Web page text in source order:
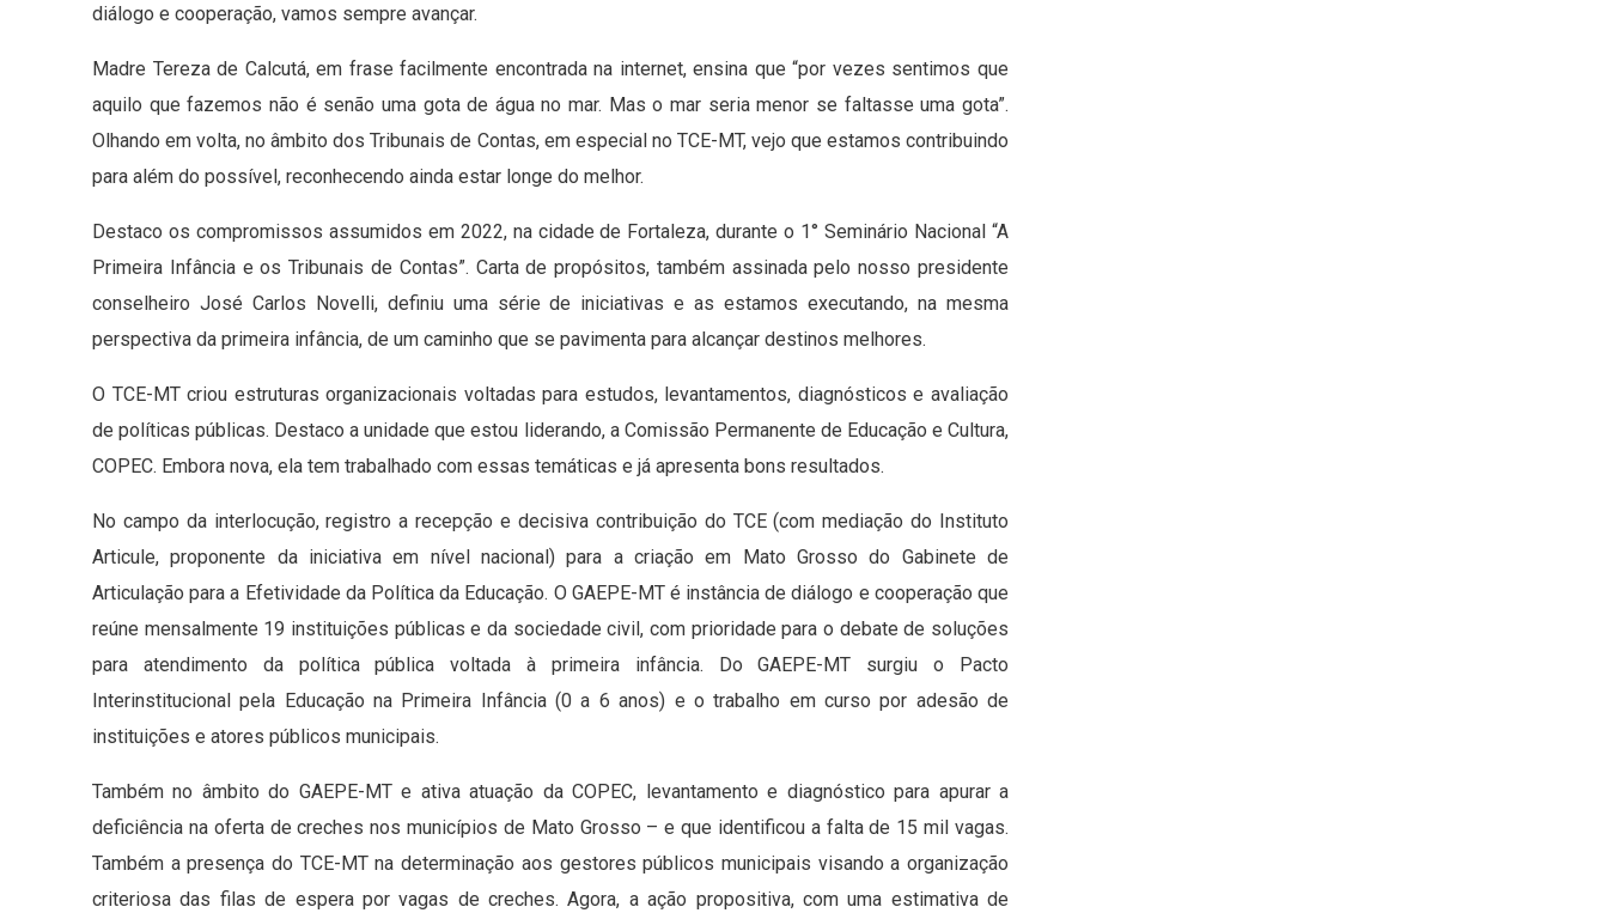
diálogo e cooperação, vamos sempre avançar.
Madre Tereza de Calcutá, em frase facilmente encontrada na internet, ensina que “por vezes sentimos que
aquilo que fazemos não é senão uma gota de água no mar. Mas o mar seria menor se faltasse uma gota”.
Olhando em volta, no âmbito dos Tribunais de Contas, em especial no TCE-MT, vejo que estamos contribuindo
para além do possível, reconhecendo ainda estar longe do melhor.
Destaco os compromissos assumidos em 2022, na cidade de Fortaleza, durante o 1° Seminário Nacional “A
Primeira Infância e os Tribunais de Contas”. Carta de propósitos, também assinada pelo nosso presidente
conselheiro José Carlos Novelli, definiu uma série de iniciativas e as estamos executando, na mesma
perspectiva da primeira infância, de um caminho que se pavimenta para alcançar destinos melhores.
O TCE-MT criou estruturas organizacionais voltadas para estudos, levantamentos, diagnósticos e avaliação
de políticas públicas. Destaco a unidade que estou liderando, a Comissão Permanente de Educação e Cultura,
COPEC. Embora nova, ela tem trabalhado com essas temáticas e já apresenta bons resultados.
No campo da interlocução, registro a recepção e decisiva contribuição do TCE (com mediação do Instituto
Articule, proponente da iniciativa em nível nacional) para a criação em Mato Grosso do Gabinete de
Articulação para a Efetividade da Política da Educação. O GAEPE-MT é instância de diálogo e cooperação que
reúne mensalmente 19 instituições públicas e da sociedade civil, com prioridade para o debate de soluções
para atendimento da política pública voltada à primeira infância. Do GAEPE-MT surgiu o Pacto
Interinstitucional pela Educação na Primeira Infância (0 a 6 anos) e o trabalho em curso por adesão de
instituições e atores públicos municipais.
Também no âmbito do GAEPE-MT e ativa atuação da COPEC, levantamento e diagnóstico para apurar a
deficiência na oferta de creches nos municípios de Mato Grosso – e que identificou a falta de 15 mil vagas.
Também a presença do TCE-MT na determinação aos gestores públicos municipais visando a organização
criteriosa das filas de espera por vagas de creches. Agora, a ação propositiva, com uma estimativa de